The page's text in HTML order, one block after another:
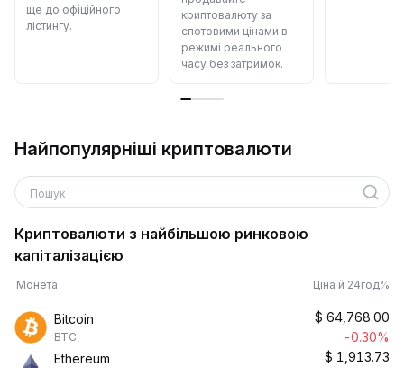
ще до офіційного
лістингу.
криптовалюту за
спотовими цінами в
режимі реального
часу без затримок.
Найпопулярніші криптовалюти
Пошук
Криптовалюти з найбільшою ринковою
капіталізацією
Монета Ціна й 24год%
Bitcoin
BTC
$ 64,768.00
-0.30%
Ethereum
$ 1,913.73